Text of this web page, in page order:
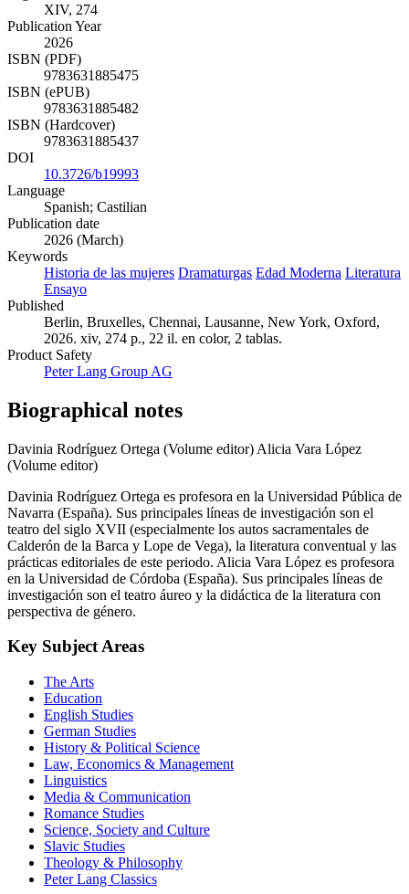
Publication Year
2026
ISBN (PDF)
9783631885475
ISBN (ePUB)
9783631885482
ISBN (Hardcover)
9783631885437
Language
Spanish; Castilian
Publication date
2026 (March)
Keywords
Historia de las mujeres
Ensayo
Published
Berlin, Bruxelles, Chennai, Lausanne, New York, Oxford,
2026. xiv, 274 p., 22 il. en color, 2 tablas.
Product Safety
Peter Lang Group AG
(Volume editor)
Navarra (España). Sus principales líneas de investigación son el
teatro del siglo XVII (especialmente los autos sacramentales de
Calderón de la Barca y Lope de Vega), la literatura conventual y las
prácticas editoriales de este periodo. Alicia Vara López es profesora
en la Universidad de Córdoba (España). Sus principales líneas de
investigación son el teatro áureo y la didáctica de la literatura con
perspectiva de género.
Education
English Studies
German Studies
History & Political Science
Law, Economics & Management
Linguistics
Media & Communication
Romance Studies
Science, Society and Culture
Slavic Studies
Theology & Philosophy
Peter Lang Classics